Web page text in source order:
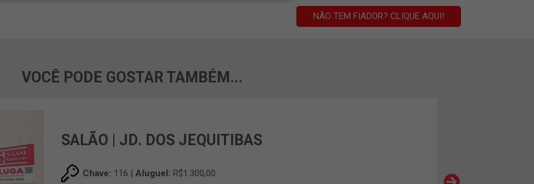
NÃO TEM FIADOR? CLIQUE AQUI!
VOCÊ PODE GOSTAR TAMBÉM...
SALÃO | JD. DOS JEQUITIBAS
Chave: 116 |Aluguel: R$1.300,00